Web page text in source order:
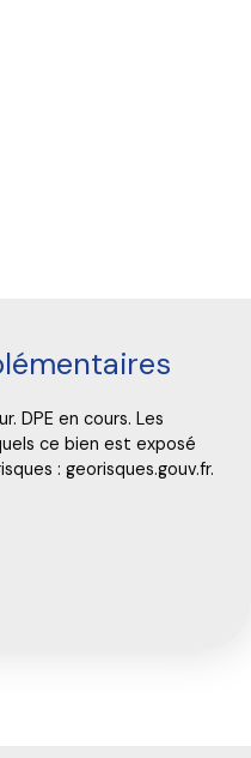
DPE en cours. Les
ce bien est exposé
: georisques.gouv.fr.